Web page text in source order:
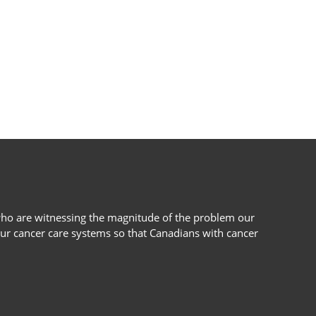
are witnessing the magnitude of the problem our
cancer care systems so that Canadians with cancer